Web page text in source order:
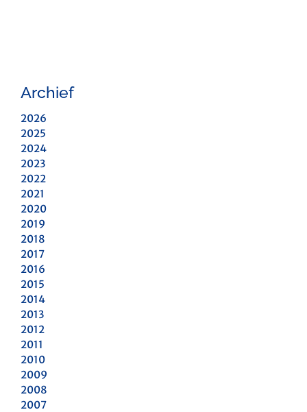
Archief
2026
2025
2024
2023
2022
2021
2020
2019
2018
2017
2016
2015
2014
2013
2012
2011
2010
2009
2008
2007